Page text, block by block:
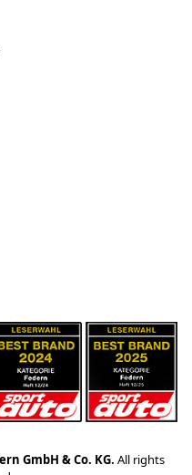
GmbH & Co. KG. All rights